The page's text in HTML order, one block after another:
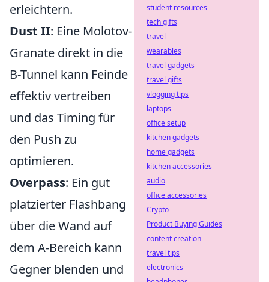
erleichtern.
Dust II: Eine Molotov-
Granate direkt in die
B-Tunnel kann Feinde
effektiv vertreiben
und das Timing für
den Push zu
optimieren.
Overpass: Ein gut
platzierter Flashbang
über die Wand auf
dem A-Bereich kann
Gegner blenden und
student resources
tech gifts
travel
wearables
travel gadgets
travel gifts
vlogging tips
laptops
office setup
kitchen gadgets
home gadgets
kitchen accessories
audio
office accessories
Crypto
Product Buying Guides
content creation
travel tips
electronics